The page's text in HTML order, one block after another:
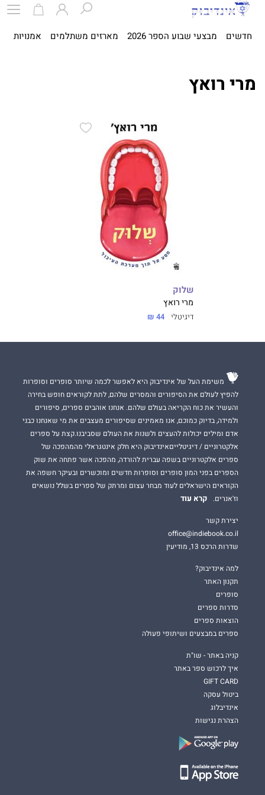
חדשים מבצעי שבוע הספר 2026 מארזים משתלמים אמנויות
מרי רואץ
שלוק
מרי רואץ
דיגיטלי 44 ₪
משימת העל של אינדיבוק היא לאפשר לכמה שיותר סופרים וסופרות
להפיץ לעולם את הסיפורים והמסרים שלהם, לתת לקוראים חופש בחירה
והעשיר את כוח הקריאה בעולם שלהם. אנחנו אוהבים ספרים, סיפורים
ולמידה, בדיוק כמוכם, אנו מאמינים שסיפורים מעצבים את מי שאנחנו כבני
אדם ומילים יכולות להעצים ולשנות את העולם שסביבנו.קצת על ספרים
אלקטרוניים / דיגיטלייםאינדיבוק היא חלק אינטגראלי מהמהפכה של
ספרים אלקטרוניים בשפה עברית להורדה, מהפכה אשר פתחה את שוק
הספרים בפני המון סופרים וסופרות חדשים ומוכשרים ובעיקר חשפה את
הקוראים הישראלים לעוד מבחר עצום ומרתק של ספרים בשלל נושאים
וז'אנרים.
קרא עוד
יצירת קשר
office@indiebook.co.il
שדרות הרכס 13, מודיעין
למה אינדיבוק?
תקנון האתר
סופרים
סדרות ספרים
הוצאות ספרים
ספרים במבצעים ושיתופי פעולה
קניה באתר - שו"ת
איך לרכוש ספר באתר
GIFT CARD
ביטול עסקה
אינדיבלוג
הצהרת נגישות